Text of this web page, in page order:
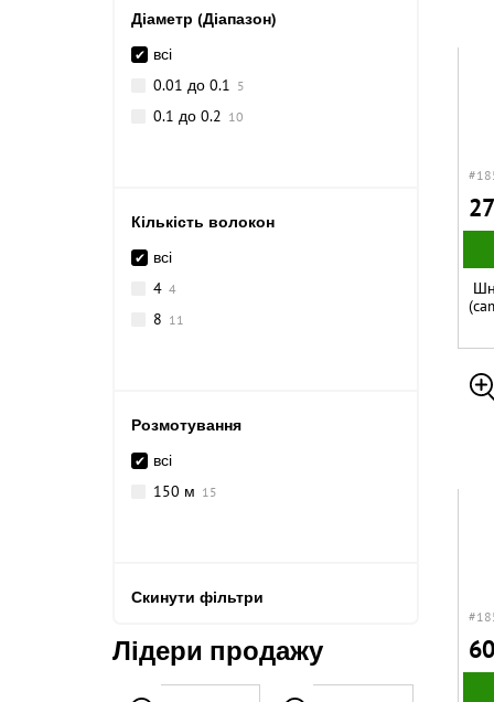
Діаметр (Діапазон)
всі
0.01 до 0.1 5
0.1 до 0.2 10
Кількість волокон
всі
4 4
8 11
Розмотування
всі
150 м 15
Скинути фільтри
Лідери продажу